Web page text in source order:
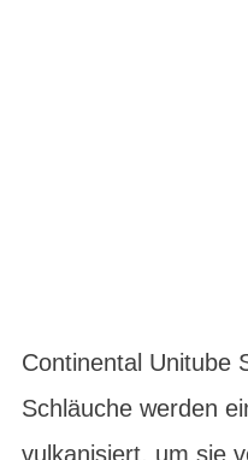
Continental Unitube
Schläuche werden
vulkanisiert, um sie